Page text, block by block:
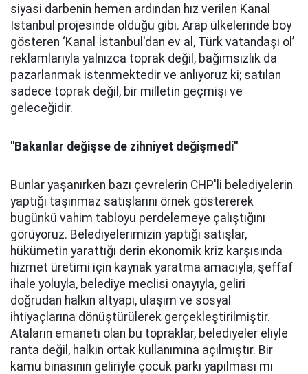
siyasi darbenin hemen ardından hız verilen Kanal
İstanbul projesinde olduğu gibi. Arap ülkelerinde boy
gösteren ‘Kanal İstanbul'dan ev al, Türk vatandaşı ol’
reklamlarıyla yalnızca toprak değil, bağımsızlık da
pazarlanmak istenmektedir ve anlıyoruz ki; satılan
sadece toprak değil, bir milletin geçmişi ve
geleceğidir.
"Bakanlar değişse de zihniyet değişmedi"
Bunlar yaşanırken bazı çevrelerin CHP'li belediyelerin
yaptığı taşınmaz satışlarını örnek göstererek
bugünkü vahim tabloyu perdelemeye çalıştığını
görüyoruz. Belediyelerimizin yaptığı satışlar,
hükümetin yarattığı derin ekonomik kriz karşısında
hizmet üretimi için kaynak yaratma amacıyla, şeffaf
ihale yoluyla, belediye meclisi onayıyla, geliri
doğrudan halkın altyapı, ulaşım ve sosyal
ihtiyaçlarına dönüştürülerek gerçekleştirilmiştir.
Ataların emaneti olan bu topraklar, belediyeler eliyle
ranta değil, halkın ortak kullanımına açılmıştır. Bir
kamu binasının geliriyle çocuk parkı yapılması mı